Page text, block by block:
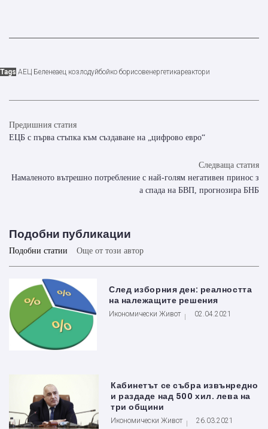
Tags АЕЦ Беленеаец козлодуйбойко борисовенергетикареактори
Предишния статия
ЕЦБ с първа стъпка към създаване на „цифрово евро“
Следваща статия
Намаленото вътрешно потребление с най-голям негативен принос з
а спада на БВП, прогнозира БНБ
Подобни публикации
Подобни статии Още от този автор
След изборния ден: реалността
на належащите решения
Икономически Живот 02.04.2021
Кабинетът се събра извънредно
и раздаде над 500 хил. лева на
три общини
Икономически Живот 26.03.2021